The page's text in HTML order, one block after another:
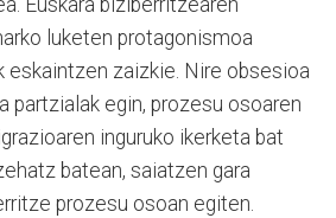
Euskara biziberritzearen
luketen protagonismoa
eskaintzen zaizkie. Nire obsesioa
partzialak egin, prozesu osoaren
inguruko ikerketa bat
batean, saiatzen gara
prozesu osoan egiten.